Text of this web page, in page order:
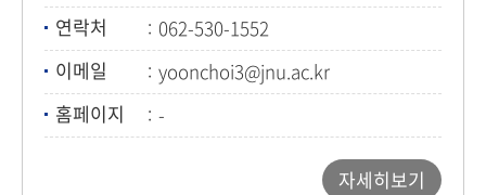
연락처
062-530-1552
이메일
yoonchoi3@jnu.ac.kr
홈페이지
-
자세히보기